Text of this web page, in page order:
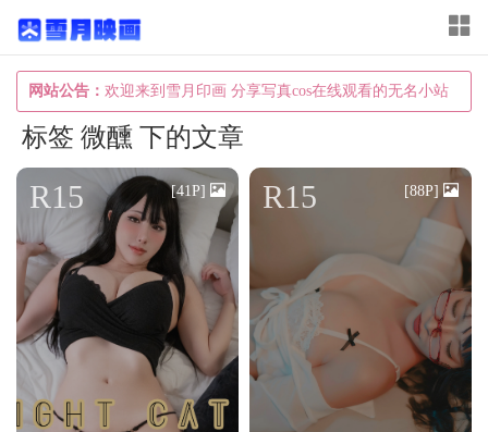
网站公告： 欢迎来到雪月印画 分享写真cos在线观看的无名小站
T
o
g
e
n
a
v
i
g
t
标签 微醺 下的文章
R15 [41P] R15 [88P]